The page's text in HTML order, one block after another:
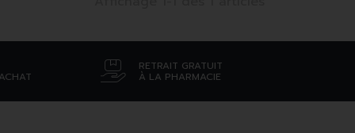
RETRAIT GRATUIT
À LA PHARMACIE